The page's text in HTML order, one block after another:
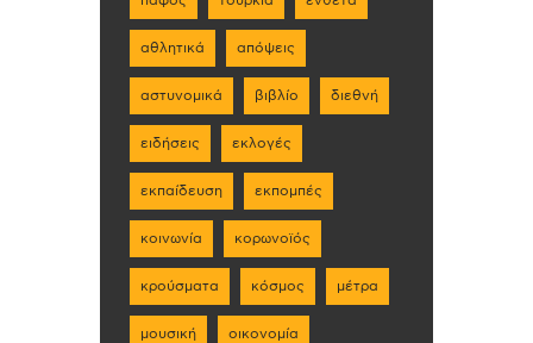
αθλητικά απόψεις
αστυνομικά βιβλίο διεθνή
ειδήσεις εκλογές
εκπαίδευση εκπομπές
κοινωνία κορωνοϊός
κρούσματα κόσμος μέτρα
μουσική οικονομία